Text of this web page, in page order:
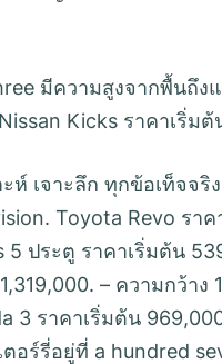
มีความสูงจากพื้นถึง
Kicks ราคาเริ่ม
ห์ เจาะลึก ทุกข้อเท็จจ
Toyota Revo รา
5 ประตู ราคาเริ่มต้น
– ความกว้า
3 ราคาเริ่มต้น
อร์รี่อยู่ที่ a hundred